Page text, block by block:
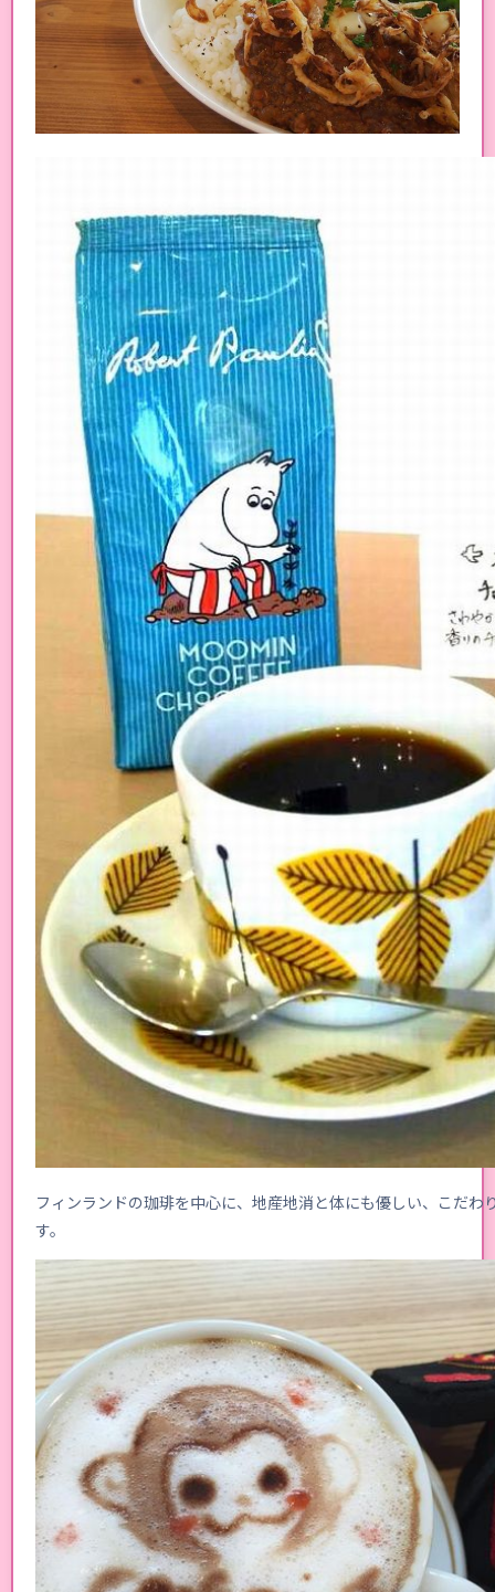
フィンランドの珈琲を中心に、地産地消と体にも優しい、こだわ
す。